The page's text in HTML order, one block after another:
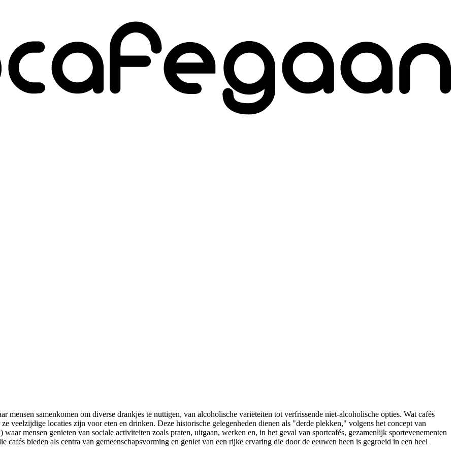
mensen samenkomen om diverse drankjes te nuttigen, van alcoholische variëteiten tot verfrissende niet-alcoholische opties. Wat cafés
veelzijdige locaties zijn voor eten en drinken. Deze historische gelegenheden dienen als "derde plekken," volgens het concept van
mensen genieten van sociale activiteiten zoals praten, uitgaan, werken en, in het geval van sportcafés, gezamenlijk sportevenementen
bieden als centra van gemeenschapsvorming en geniet van een rijke ervaring die door de eeuwen heen is gegroeid in een heel